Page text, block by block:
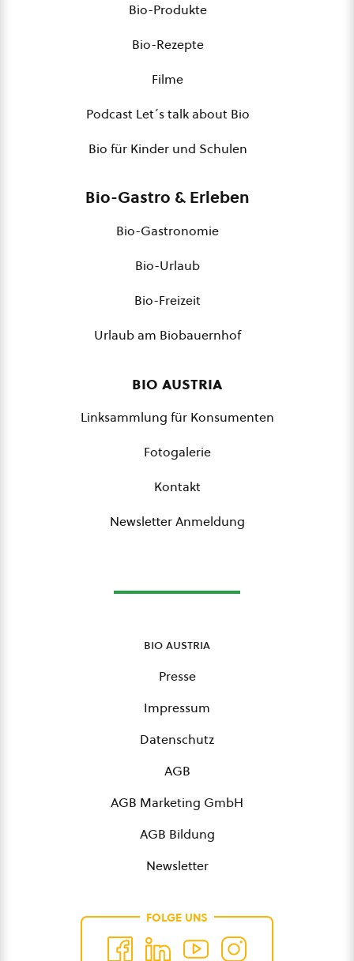
Bio-Produkte
Bio-Rezepte
Filme
Podcast Let´s talk about Bio
Bio für Kinder und Schulen
Bio-Gastro & Erleben
Bio-Gastronomie
Bio-Urlaub
Bio-Freizeit
Urlaub am Biobauernhof
bio austria
Linksammlung für Konsumenten
Fotogalerie
Kontakt
Newsletter Anmeldung
bio austria
Presse
Impressum
Datenschutz
AGB
AGB Marketing GmbH
AGB Bildung
Newsletter
FOLGE UNS